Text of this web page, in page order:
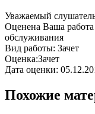
Уважаемый
Оценена Ваша
обслуживания
Вид работы: Зачет
Оценка:Зачет
Дата оценки:
Похожие